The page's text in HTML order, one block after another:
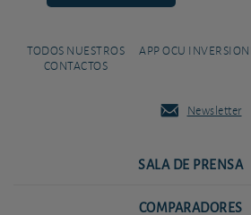
TODOS NUESTROS
CONTACTOS
APP OCU
Newsletter
SALA DE PRENSA
COMPARADORES